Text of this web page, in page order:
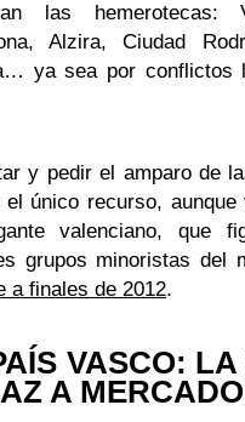
las hemerotecas:
Alzira, Ciudad
ya sea por conflictos
y pedir el amparo de
el único recurso,
valenciano, que
grupos minoristas del
a finales de 2012.
VASCO:
A